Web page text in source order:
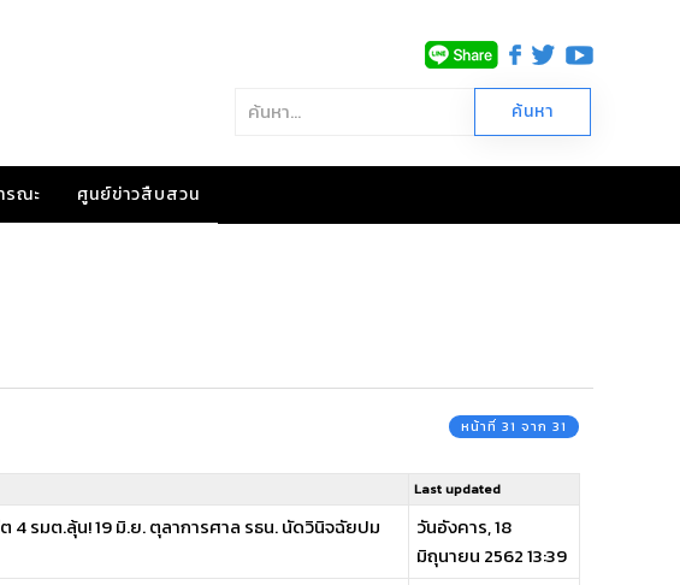
รณะ ศูนย์ข่าวสืบสวน
หน้าที่ 31 จาก 31
Last updated
รมต.ลุ้น! 19 มิ.ย. ตุลาการศาล รธน. นัดวินิจฉัยปม
วันอังคาร, 18
มิถุนายน 2562 13:39